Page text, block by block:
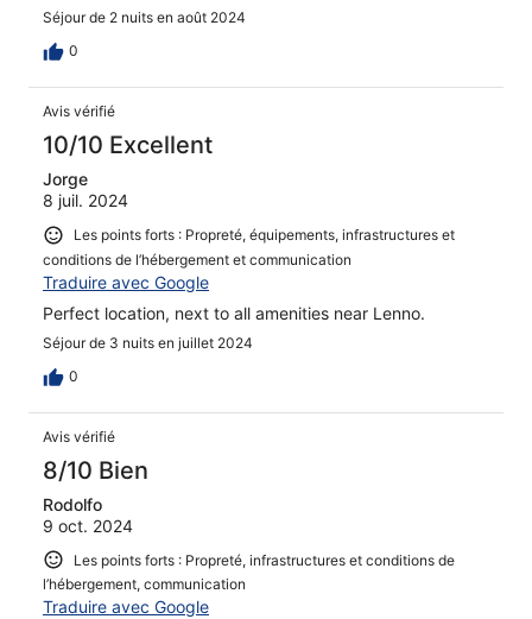
Séjour de 2 nuits en août 2024
0
Avis vérifié
10/10 Excellent
Jorge
8 juil. 2024
Les points forts : Propreté, équipements, infrastructures et
conditions de l’hébergement et communication
Traduire avec Google
Perfect location, next to all amenities near Lenno.
Séjour de 3 nuits en juillet 2024
0
Avis vérifié
8/10 Bien
Rodolfo
9 oct. 2024
Les points forts : Propreté, infrastructures et conditions de
l’hébergement, communication
Traduire avec Google